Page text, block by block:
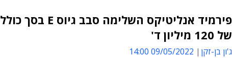
פירמיד אנליטיקס השלימה סבב גיוס E בסך כולל
של 120 מיליון ד'
ג'ון בן-זקן 09/05/2022 14:00